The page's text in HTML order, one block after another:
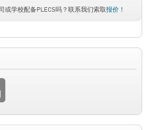
或学校配备PLECS吗？联系我们索取报价 ！